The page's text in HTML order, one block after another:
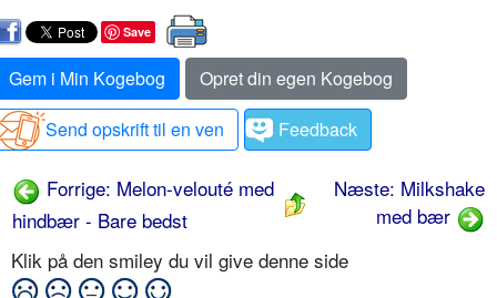
Save
Gem i Min Kogebog
Opret din egen Kogebog
Send opskrift til en ven
Feedback
Forrige: Melon-velouté med
hindbær - Bare bedst
Næste: Milkshake
med bær
Klik på den smiley du vil give denne side